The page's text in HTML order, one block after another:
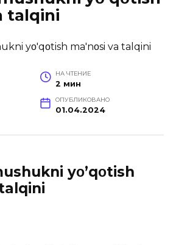
talqini
НА ЧТЕНИЕ
2 мин
ОПУБЛИКОВАНО
01.04.2024
yο’qοtish